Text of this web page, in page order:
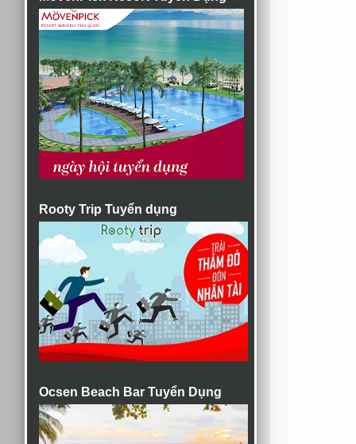
Rooty Trip Tuyển dụng
Ocsen Beach Bar Tuyển Dụng